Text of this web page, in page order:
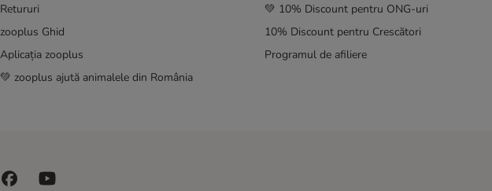
Bozita
Briantos
BugBell
Carnilove
Retururi
zooplus Ghid
Aplicația zooplus
💚 zooplus ajută animalele din România
💚 10% Discount pentru ONG-uri
10% Discount pentru Crescători
Programul de afiliere